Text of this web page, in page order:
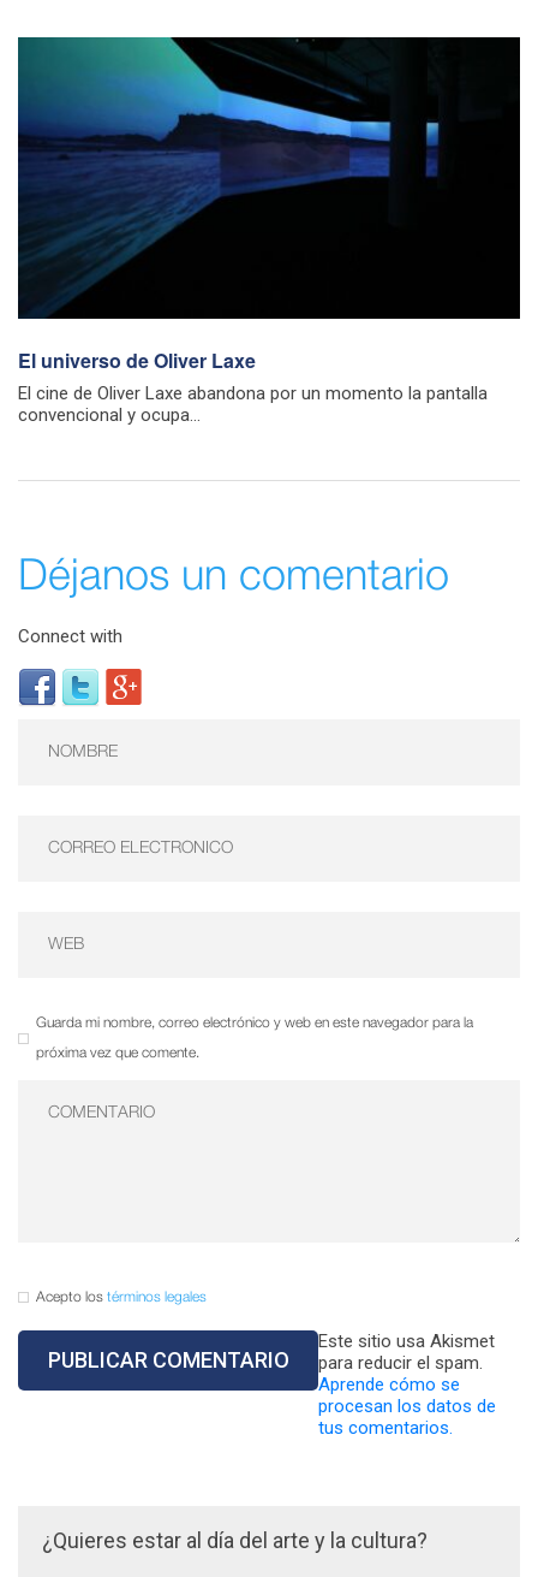
El universo de Oliver Laxe
El cine de Oliver Laxe abandona por un momento la pantalla
convencional y ocupa...
Déjanos un comentario
Connect with
Guarda mi nombre, correo electrónico y web en este navegador para la
próxima vez que comente.
Acepto los términos legales
Este sitio usa Akismet
para reducir el spam.
Aprende cómo se
procesan los datos de
tus comentarios.
¿Quieres estar al día del arte y la cultura?